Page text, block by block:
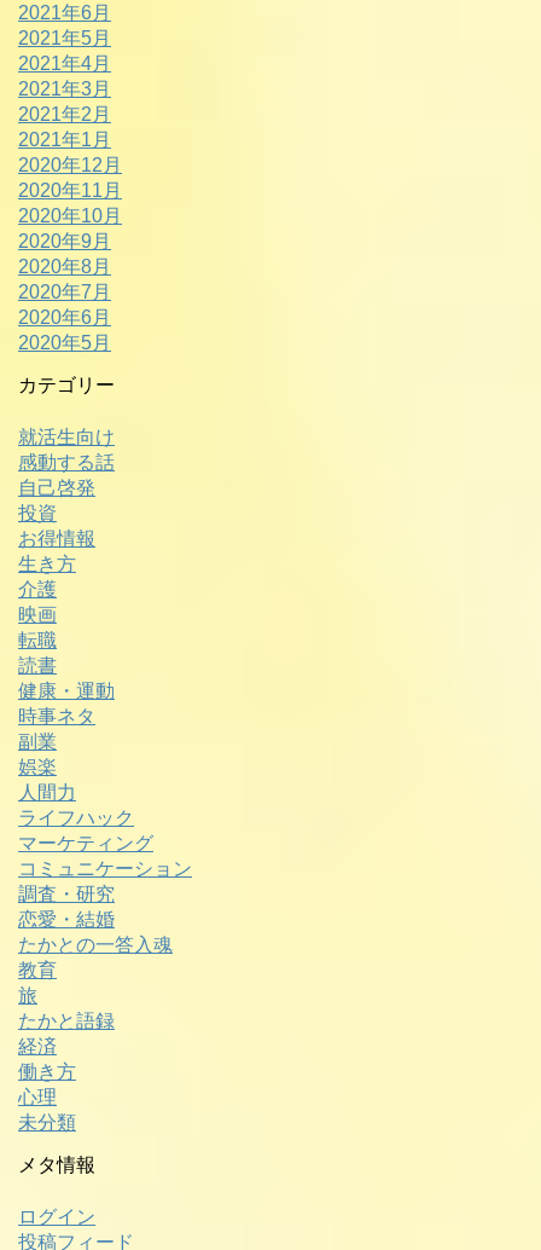
2021年6月
2021年5月
2021年4月
2021年3月
2021年2月
2021年1月
2020年12月
2020年11月
2020年10月
2020年9月
2020年8月
2020年7月
2020年6月
2020年5月
カテゴリー
就活生向け
感動する話
自己啓発
投資
お得情報
生き方
介護
映画
転職
読書
健康・運動
時事ネタ
副業
娯楽
人間力
ライフハック
マーケティング
コミュニケーション
調査・研究
恋愛・結婚
たかとの一答入魂
教育
旅
たかと語録
経済
働き方
心理
未分類
メタ情報
ログイン
投稿フィード